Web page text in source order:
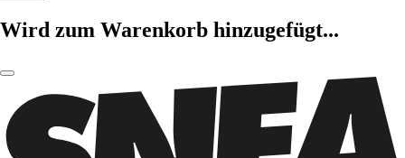
Wird zum Warenkorb hinzugefügt...